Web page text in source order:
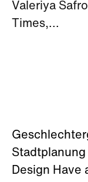
Valeriya
Times,...
Stadtplanung
Design Have